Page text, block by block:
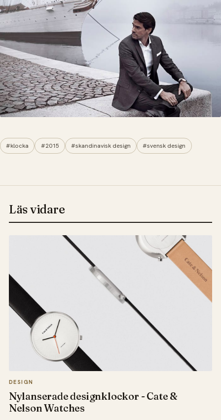
#klocka #2015 #skandinavisk design #svensk design
Läs vidare
DESIGN
Nylanserade designklockor - Cate &
Nelson Watches